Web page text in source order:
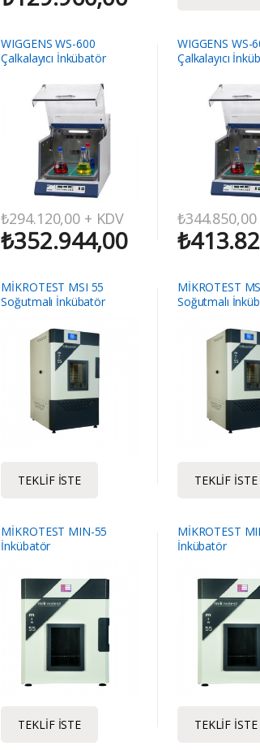
WIGGENS WS-600
Çalkalayıcı İnkübatör
₺294.120,00+ KDV
₺352.944,00
WIGGENS WS-
Çalkalayıcı
₺344.850,00
₺
MİKROTEST MSI 55
Soğutmalı İnkübatör
TEKLIF İSTE
MİKROTEST
Soğutmalı
TEKLIF İSTE
MİKROTEST MIN-55
İnkübatör
TEKLIF İSTE
MİKROTEST
İnkübatör
TEKLIF İSTE